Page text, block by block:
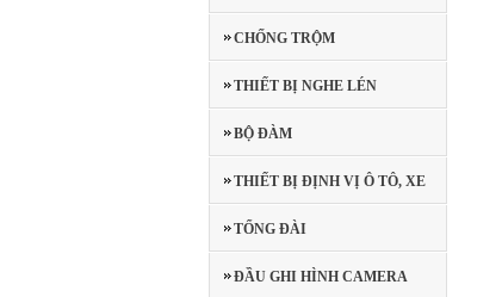
CHỐNG TRỘM
THIẾT BỊ NGHE LÉN
BỘ ĐÀM
THIẾT BỊ ĐỊNH VỊ Ô TÔ, XE
MÁY
TỔNG ĐÀI
ĐẦU GHI HÌNH CAMERA